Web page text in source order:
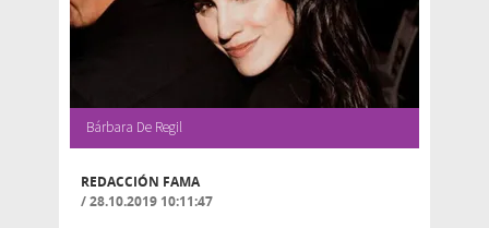
Bárbara De Regil
REDACCIÓN FAMA
/28.10.2019 10:11:47